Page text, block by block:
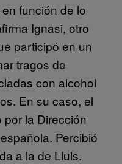
función de lo
Ignasi, otro
participó en un
tragos de
con alcohol
En su caso, el
la Dirección
Percibió
a la de Lluis.